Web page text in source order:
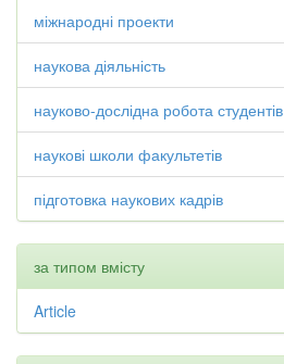
міжнародні проекти
наукова діяльність
науково-дослідна робота студентів
наукові школи факультетів
підготовка наукових кадрів
за типом вмісту
Article